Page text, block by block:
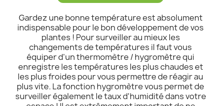
Gardez une bonne température est absolument
indispensable pour le bon développement de vos
plantes ! Pour surveiller au mieux les
changements de températures il faut vous
équiper d'un thermomètre / hygromètre qui
enregistre les températures les plus chaudes et
les plus froides pour vous permettre de réagir au
plus vite. La fonction hygromètre vous permet de
surveiller également le taux d'humidité dans votre